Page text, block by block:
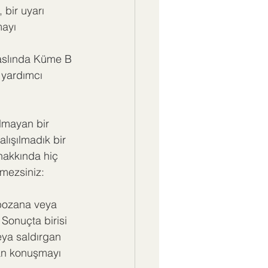
bir uyarı
Küme B
bir
bir
hiç
veya
birisi
saldırgan
konuşmayı